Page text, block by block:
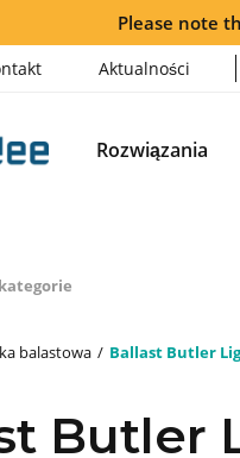
Please note
Aktualności
Rozwiązania
balastowa Ballast Butler
Butler